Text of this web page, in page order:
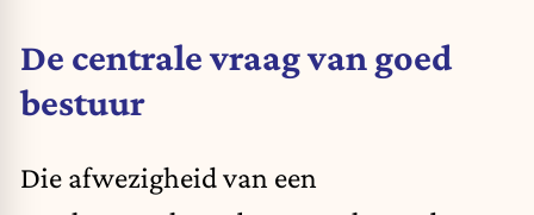
De centrale vraag van goed
bestuur
Die afwezigheid van een